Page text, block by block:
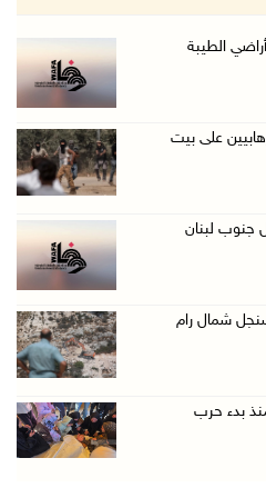
الوطني ...
مع عشرات ا ...
يتصاعد في أوساط ...
الطيبة
على بيت
جنوب لبنان
شمال رام
مصابا منذ بدء حرب